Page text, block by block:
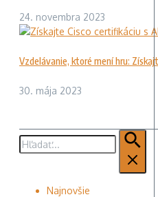
24. novembra 2023
Vzdelávanie, ktoré mení hru:
30. mája 2023
Hľadať:
Najnovšie